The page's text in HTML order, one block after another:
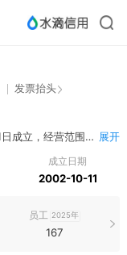
发票抬头
简介：中国航空油料集团有限公司,2002年10月11日成立，经营范围包括国有资本的投资与运营、国有资产的经营与管理；国内外航空煤油及其他成品油检测、加注业务；运输航空、通用航空及服务保障相关实业投资、股权投资、证券投资及经营管理；进出口业务及境内外期货套期保值业务；民用机场投资、建设、运营及相关咨询服务；民用航空保障相关的设施、设备及车辆（包括零配件）研发、采购、销售及售后服务；民用航空保障有关的人力资源开发与管理；自有土地开发和经营；土地、设备等资产租赁及相关物业管理、出租商业用房、办公用房；证券、基金、保险、信托、银行领域的投资与管理；与上述服务有关的技术开发、技术服务、技术咨询；批发零售汽油、煤油、柴油[闭杯闪点≤60°C]（企业依法自主选择经营项目，开展经营活动；依法须经批准的项目，经相关部门批准后依批准的内容开展经营活动；不得从事本市产业政策禁止和限制类项目的经营活动。） 展开
成立日期
2002-10-11
员工 2025年
167